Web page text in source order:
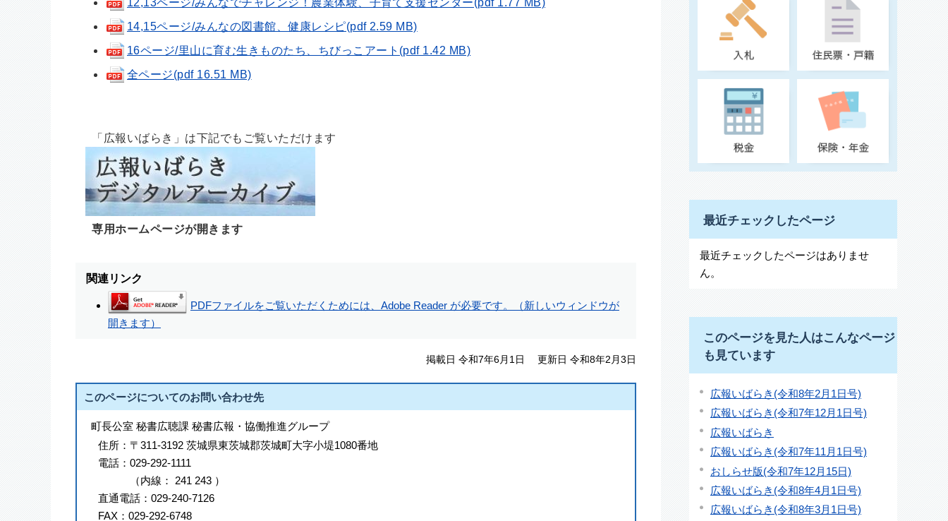
12,13ページ/みんなでチャレンジ！農業体験、子育て支援センター(pdf 1.77 MB)
14,15ページ/みんなの図書館、健康レシピ(pdf 2.59 MB)
16ページ/里山に育む生きものたち、ちびっこアート(pdf 1.42 MB)
全ページ(pdf 16.51 MB)
「広報いばらき」は下記でもご覧いただけます
専用ホームページが開きます
関連リンク
PDFファイルをご覧いただくためには、Adobe Reader が必要です。（新しいウィンドウが
開きます）
掲載日 令和7年6月1日 更新日 令和8年2月3日
このページについてのお問い合わせ先
町長公室 秘書広聴課 秘書広報・協働推進グループ
住所： 〒311-3192 茨城県東茨城郡茨城町大字小堤1080番地
電話： 029-292-1111
（内線 ： 241 243 ）
直通電話： 029-240-7126
FAX： 029-292-6748
最近チェックしたページ
最近チェックしたページはありませ
ん。
このページを見た人はこんなページ
も見ています
広報いばらき(令和8年2月1日号)
広報いばらき(令和7年12月1日号)
広報いばらき
広報いばらき(令和7年11月1日号)
おしらせ版(令和7年12月15日)
広報いばらき(令和8年4月1日号)
広報いばらき(令和8年3月1日号)